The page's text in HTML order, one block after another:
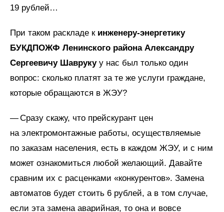
19 рублей…
При таком раскладе к инженеру-энергетику
БУКДПОЖФ Ленинского района Александру
Сергеевичу Шаврукуу нас был только один
вопрос: сколько платят за те же услуги граждане,
которые обращаются в ЖЭУ?
— Сразу скажу, что прейскурант цен
на электромонтажные работы, осуществляемые
по заказам населения, есть в каждом ЖЭУ, и с ним
может ознакомиться любой желающий. Давайте
сравним их с расценками «конкурентов». Замена
автоматов будет стоить 6 рублей, а в том случае,
если эта замена аварийная, то она и вовсе